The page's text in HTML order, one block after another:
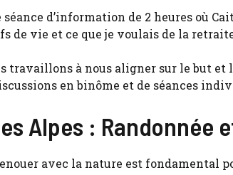
d’information de 2 heures où
de vie et ce que je voulais de la
travaillons à nous aligner sur le but
en binôme et de séances
Alpes : Randonnée
avec la nature est fondamental